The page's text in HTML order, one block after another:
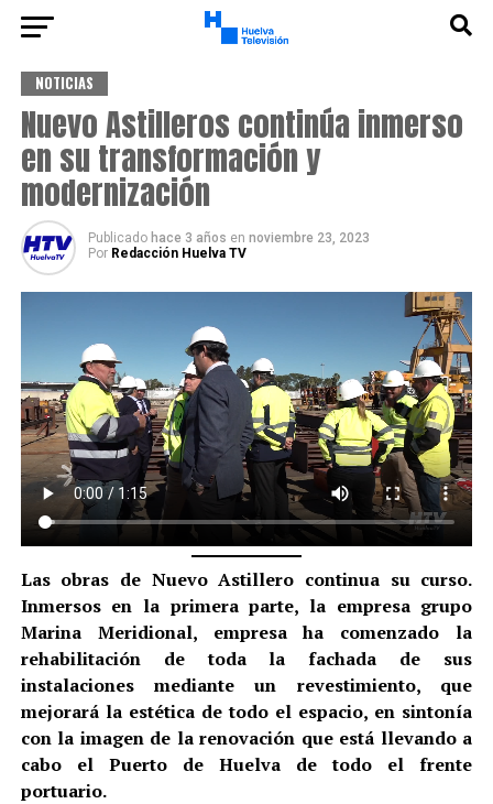
NOTICIAS
Nuevo Astilleros continúa inmerso
en su transformación y
modernización
Publicado hace 3 años en noviembre 23, 2023
Por Redacción Huelva TV
Las obras de Nuevo Astillero continua su curso.
Inmersos en la primera parte, la empresa grupo
Marina Meridional, empresa ha comenzado la
rehabilitación de toda la fachada de sus
instalaciones mediante un revestimiento, que
mejorará la estética de todo el espacio, en sintonía
con la imagen de la renovación que está llevando a
cabo el Puerto de Huelva de todo el frente
portuario.